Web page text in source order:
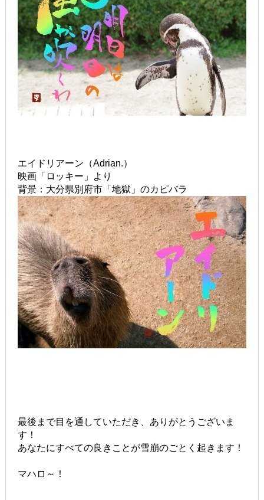
エイドリアーン（Adrian.）
映画「ロッキー」より
背景：大分県別府市「地獄」のカピバラ
最後まで目を通していただき、ありがとうございま
す！
あなたにすべての良きことが雪崩のごとく起きます！
マハロ～！